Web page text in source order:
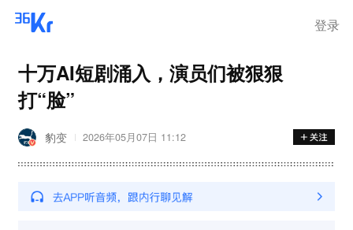
登录
十万AI短剧涌入，演员们被狠狠
打“脸”
豹变 2026年05月07日 11:12